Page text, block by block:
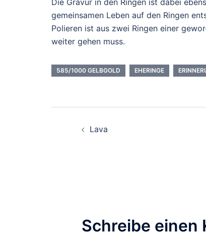
gemeinsamen Leben auf den Ringen
Polieren ist aus zwei Ringen einer
weiter gehen muss.
585/1000 GELBGOLD EHERINGE
Lava
Schreibe einen